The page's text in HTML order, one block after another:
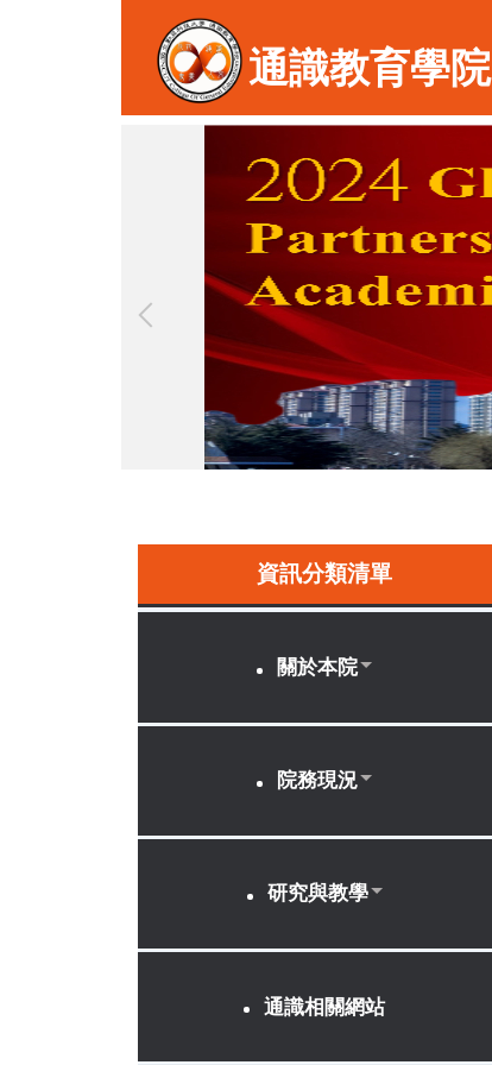
通識教育學院
資訊分類清單
關於本院
院務現況
研究與教學
通識相關網站